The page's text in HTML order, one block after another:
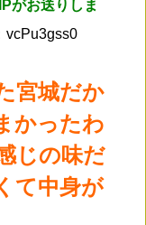
がお送りしま
vcPu3gss0
宮城だか
かったわ
じの味だ
て中身が